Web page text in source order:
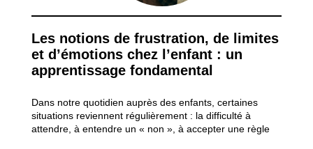
Les notions de frustration, de limites
et d’émotions chez l’enfant : un
apprentissage fondamental
Dans notre quotidien auprès des enfants, certaines
situations reviennent régulièrement : la difficulté à
attendre, à entendre un « non », à accepter une règle